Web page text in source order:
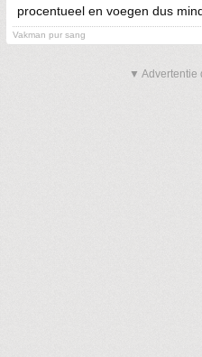
procentueel en voegen dus
Vakman pur sang
▼ Advertentie